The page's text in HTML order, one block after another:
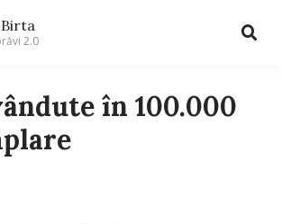
2.0
în 100.000